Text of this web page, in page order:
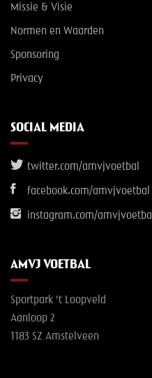
Missie & Visie
Normen en Waarden
Sponsoring
Privacy
SOCIAL MEDIA
twitter.com/amvjvoetbal
facebook.com/amvjvoetbal
instagram.com/amvjvoetbal
AMVJ VOETBAL
Sportpark 't Loopveld
Aanloop 2
1183 SZ Amstelveen